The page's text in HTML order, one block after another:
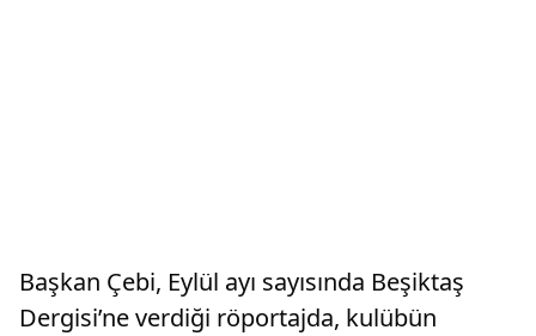
Başkan Çebi, Eylül ayı sayısında Beşiktaş
Dergisi’ne verdiği röportajda, kulübün